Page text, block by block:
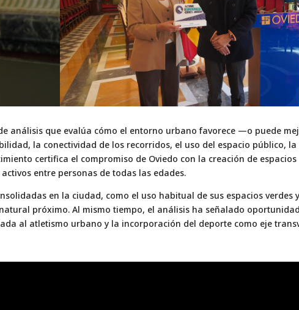
análisis que evalúa cómo el entorno urbano favorece —o puede
la conectividad de los recorridos, el uso del espacio público,
certifica el compromiso de Oviedo con la creación de espacios
entre personas de todas las edades.
en la ciudad, como el uso habitual de sus espacios verdes
próximo. Al mismo tiempo, el análisis ha señalado
al atletismo urbano y la incorporación del deporte como eje